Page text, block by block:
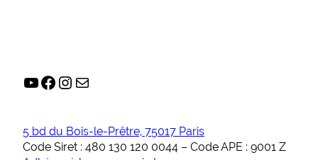
YouTube
Facebook
Instagram
E-mail
5 bd du Bois-le-Prêtre, 75017 Paris
Code Siret : 480 130 120 0044 – Code APE : 9001 Z